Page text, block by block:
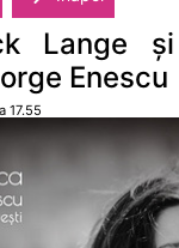
Lange
Enescu
17.55